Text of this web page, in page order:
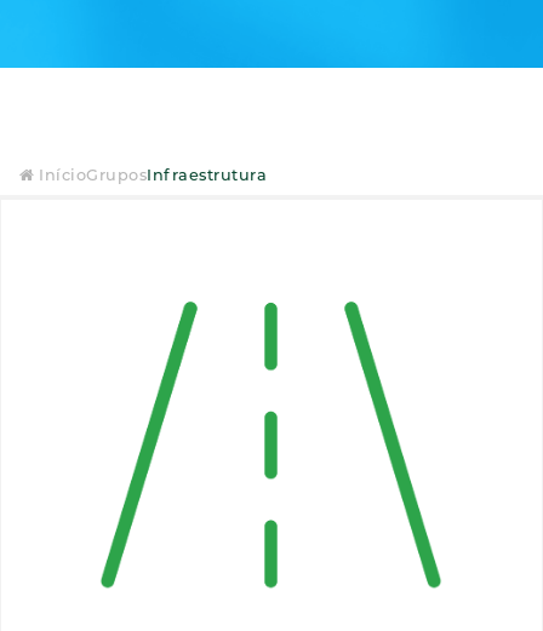
InícioGruposInfraestrutura